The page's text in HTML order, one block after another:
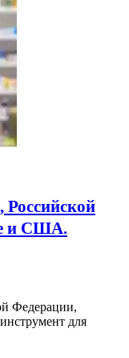
Российской
и США.
Федерации,
для